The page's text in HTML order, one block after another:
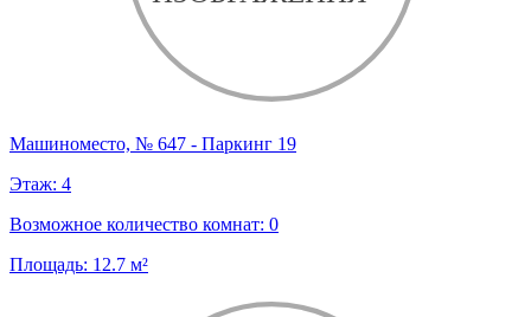
Машиноместо, № 647 - Паркинг 19
Этаж: 4
Возможное количество комнат: 0
Площадь: 12.7 м²